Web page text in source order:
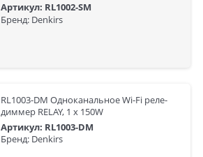
Артикул: RL1002-SM
Бренд: Denkirs
RL1003-DM Одноканальное Wi-Fi реле-
диммер RELAY, 1 x 150W
Артикул: RL1003-DM
Бренд: Denkirs